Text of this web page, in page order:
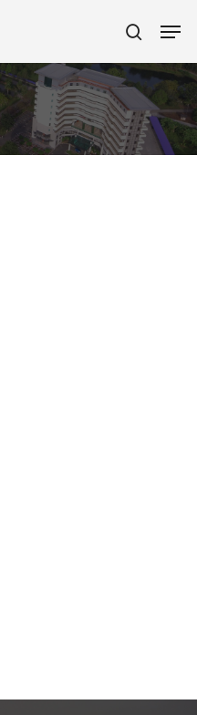
search